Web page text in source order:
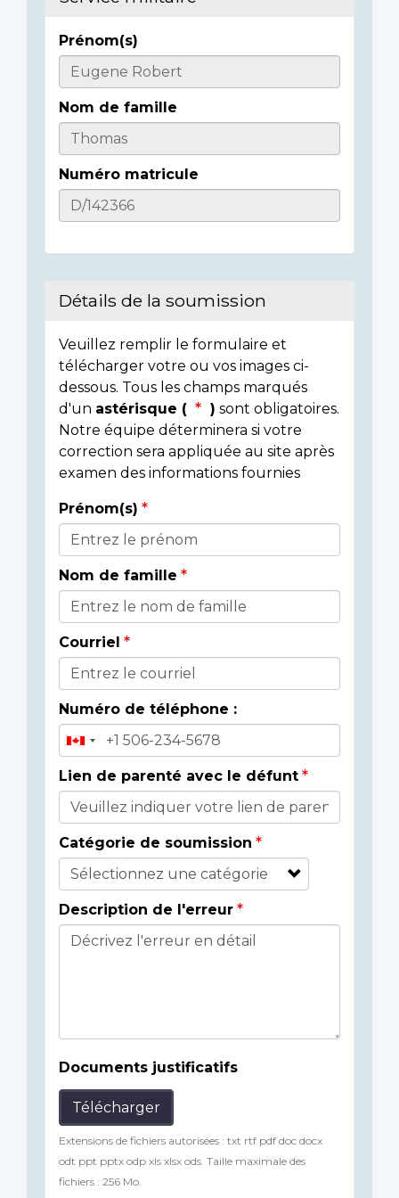
Casualty
Details
Prénom(s)
Nom de famille
Numéro matricule
Détails de la soumission
Veuillez remplir le formulaire et
télécharger votre ou vos images ci-
dessous. Tous les champs marqués
d'un astérisque ( ) sont obligatoires.
Notre équipe déterminera si votre
correction sera appliquée au site après
examen des informations fournies
Donor
Details
Prénom(s)
Nom de famille
Courriel
Numéro de téléphone :
Lien de parenté avec le défunt
Catégorie de soumission
Description de l'erreur
Documents justificatifs
Télécharger
Extensions de fichiers autorisées : txt rtf pdf doc docx
odt ppt pptx odp xls xlsx ods. Taille maximale des
fichiers : 256 Mo.